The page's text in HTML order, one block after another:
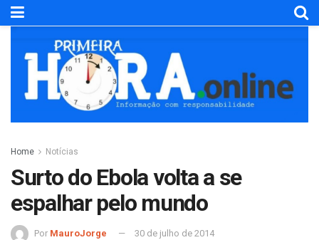
Home Notícias
Surto do Ebola volta a se
espalhar pelo mundo
Por MauroJorge 30 de julho de 2014